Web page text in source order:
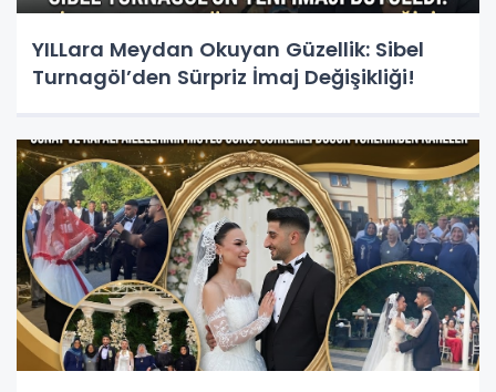
YILLara Meydan Okuyan Güzellik: Sibel
Turnagöl’den Sürpriz İmaj Değişikliği!